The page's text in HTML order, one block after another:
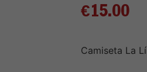
€15.00
Camiseta La